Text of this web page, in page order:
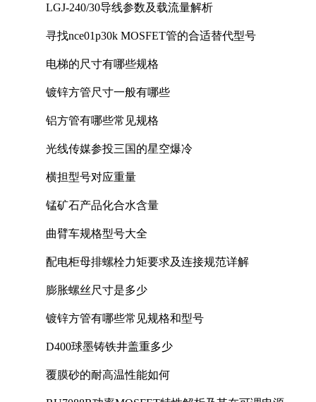
LGJ-240/30导线参数及载流量解析
寻找nce01p30k MOSFET管的合适替代型号
电梯的尺寸有哪些规格
镀锌方管尺寸一般有哪些
铝方管有哪些常见规格
光线传媒参投三国的星空爆冷
横担型号对应重量
锰矿石产品化合水含量
曲臂车规格型号大全
配电柜母排螺栓力矩要求及连接规范详解
膨胀螺丝尺寸是多少
镀锌方管有哪些常见规格和型号
D400球墨铸铁井盖重多少
覆膜砂的耐高温性能如何